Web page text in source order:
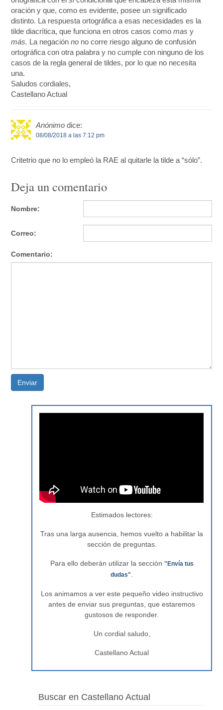
oración y que, como es evidente, posee un significado
distinto. La respuesta ortográfica a esas necesidades es la
tilde diacrítica, que funciona en otros casos comomas y
más. La negaciónno no corre riesgo alguno de confusión
ortográfica con otra palabra y no cumple con ninguno de los
casos de la regla general de tildes, por lo que no necesita
una.
Saludos cordiales,
Castellano Actual
Anónimo dice:
08/08/2018 a las 7:12 pm
Critetrio que no lo empleó la RAE al quitarle la tilde a “sólo”.
Deja un comentario
Nombre:
Correo:
Comentario:
Enviar
Estimados lectores:
Tras una larga ausencia, hemos vuelto a habilitar la
sección de preguntas.
Para ello deberán utilizar la sección "Envía tus
dudas"
Los animamos a ver este pequeño video instructivo
antes de enviar sus preguntas, que estaremos
gustosos de responder.
Un cordial saludo,
Castellano Actual
Buscar en Castellano Actual